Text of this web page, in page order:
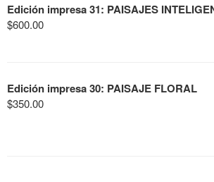
Edición impresa 31: PAISAJES
$600.00
Edición impresa 30: PAISAJE FLORAL
$350.00